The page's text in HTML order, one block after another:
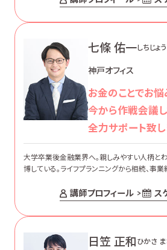
七條 佑一しちじょ
神戸オフィス
お金のことでお悩
今から作戦会議し
全力サポート致し
大学卒業後金融業界へ。親しみやすい人柄と
博している。ライフプランニングから相続、事
講師プロフィール ス
日笠 正和 ひかさ